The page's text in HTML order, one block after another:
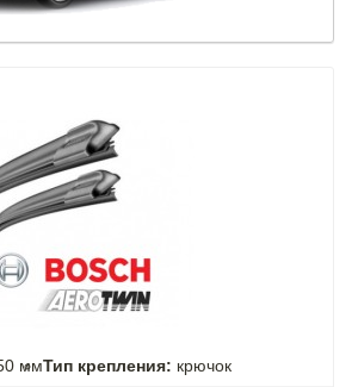
ммТип крепления: крючок